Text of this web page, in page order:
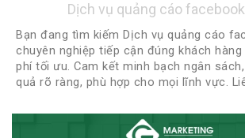
Dịch vụ quảng cáo facebook
Bạn đang tìm kiếm Dịch vụ quảng cáo
chuyên nghiệp tiếp cận đúng khách
phí tối ưu. Cam kết minh bạch ngân
quả rõ ràng, phù hợp cho mọi lĩnh vực.
nhận chiến lược quảng cáo phù hợp nhất!